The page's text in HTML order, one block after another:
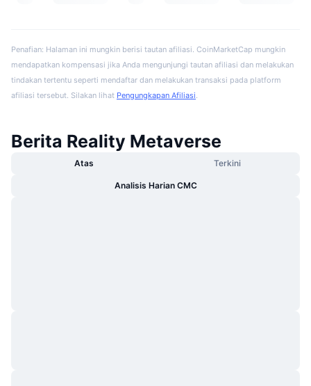
Penafian: Halaman ini mungkin berisi tautan afiliasi. CoinMarketCap mungkin
mendapatkan kompensasi jika Anda mengunjungi tautan afiliasi dan melakukan
tindakan tertentu seperti mendaftar dan melakukan transaksi pada platform
afiliasi tersebut. Silakan lihat Pengungkapan Afiliasi
Berita Reality Metaverse
Atas Terkini
Analisis Harian CMC